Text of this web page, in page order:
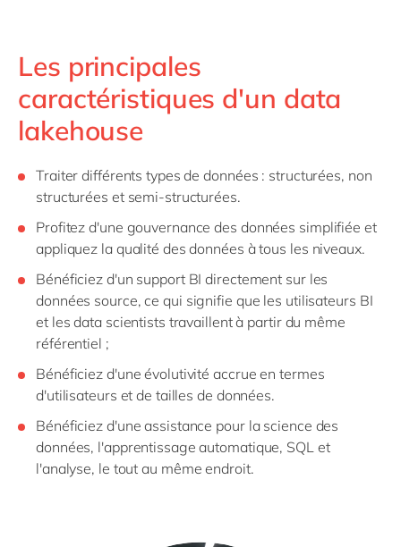
Les principales
caractéristiques d'un data
lakehouse
Traiter différents types de données : structurées, non
structurées et semi-structurées.
Profitez d'une gouvernance des données simplifiée et
appliquez la qualité des données à tous les niveaux.
Bénéficiez d'un support BI directement sur les
données source, ce qui signifie que les utilisateurs BI
et les data scientists travaillent à partir du même
référentiel ;
Bénéficiez d'une évolutivité accrue en termes
d'utilisateurs et de tailles de données.
Bénéficiez d'une assistance pour la science des
données, l'apprentissage automatique, SQL et
l'analyse, le tout au même endroit.